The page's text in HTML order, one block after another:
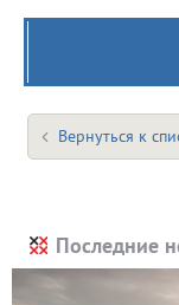
Вернуться к
Последние